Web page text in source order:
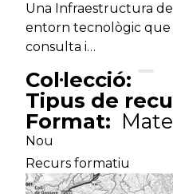
Una Infraestructura de
entorn tecnològic
consulta i…
Col·lecció:
Tipus de
Format:
Nou
Recurs formatiu